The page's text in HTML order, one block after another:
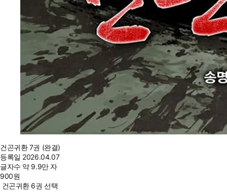
건곤귀환 7권 (완결)
등록일 2026.04.07
글자수 약 9.9만 자
900원
건곤귀환 6권 선택